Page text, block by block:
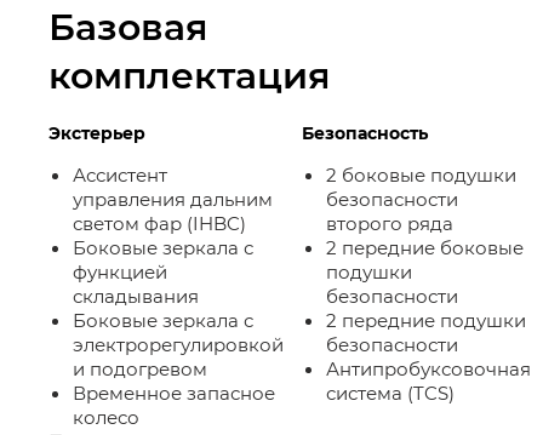
Базовая
комплектация
Экстерьер
Ассистент
управления дальним
светом фар (IHBC)
Боковые зеркала с
функцией
складывания
Боковые зеркала с
электрорегулировкой
и подогревом
Временное запасное
колесо
Безопасность
2 боковые подушки
безопасности
второго ряда
2 передние боковые
подушки
безопасности
2 передние подушки
безопасности
Антипробуксовочная
система (TCS)